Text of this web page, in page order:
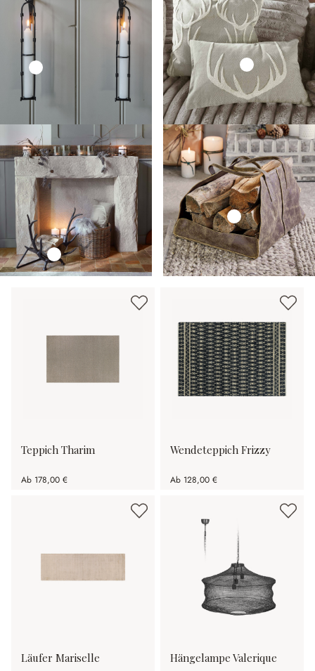
Teppich Tharim
Ab 178,00 €
Wendeteppich Frizzy
Ab 128,00 €
Läufer Mariselle Hängelampe Valerique